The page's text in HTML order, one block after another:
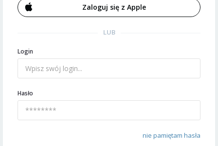
Zaloguj się z Apple
LUB
Login
Hasło
nie pamiętam hasła